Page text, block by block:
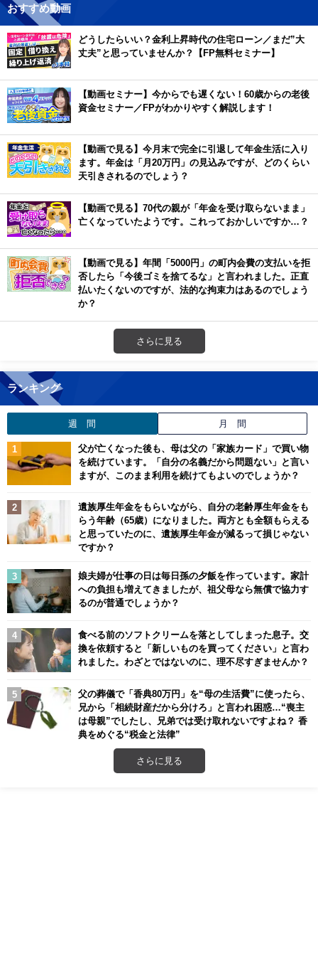
おすすめ動画
どうしたらいい？金利上昇時代の住宅ローン／まだ”大
丈夫”と思っていませんか？【FP無料セミナー】
【動画セミナー】今からでも遅くない！60歳からの老後
資金セミナー／FPがわかりやすく解説します！
【動画で見る】今月末で完全に引退して年金生活に入り
ます。年金は「月20万円」の見込みですが、どのくらい
天引きされるのでしょう？
【動画で見る】70代の親が「年金を受け取らないまま」
亡くなっていたようです。これっておかしいですか…？
【動画で見る】年間「5000円」の町内会費の支払いを拒
否したら「今後ゴミを捨てるな」と言われました。正直
払いたくないのですが、法的な拘束力はあるのでしょう
か？
さらに見る
ランキング
週 間 月 間
父が亡くなった後も、母は父の「家族カード」で買い物
を続けています。「自分の名義だから問題ない」と言い
ますが、このまま利用を続けてもよいのでしょうか？
遺族厚生年金をもらいながら、自分の老齢厚生年金をも
らう年齢（65歳）になりました。両方とも全額もらえる
と思っていたのに、遺族厚生年金が減るって損じゃない
ですか？
娘夫婦が仕事の日は毎日孫の夕飯を作っています。家計
への負担も増えてきましたが、祖父母なら無償で協力す
るのが普通でしょうか？
食べる前のソフトクリームを落としてしまった息子。交
換を依頼すると「新しいものを買ってください」と言わ
れました。わざとではないのに、理不尽すぎませんか？
父の葬儀で「香典80万円」を“母の生活費”に使ったら、
兄から「相続財産だから分けろ」と言われ困惑…“喪主
は母親”でしたし、兄弟では受け取れないですよね？ 香
典をめぐる“税金と法律”
さらに見る